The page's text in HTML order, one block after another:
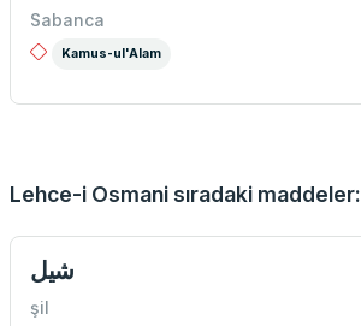
Sabanca
Kamus-ul'Alam
Lehce-i Osmani sıradaki maddeler:
شيل
şil